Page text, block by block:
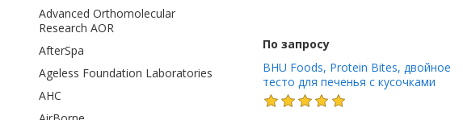
Advanced Orthomolecular
Research AOR
AfterSpa
Ageless Foundation Laboratories
AHC
По запросу
BHU Foods, Protein Bites, двойное
тесто для печенья с кусочками
темного шоколада, 6 кусочков,
25 г (0,88 унции)